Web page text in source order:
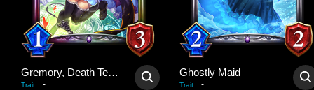
Gremory, Death Teller
Trait : -
Ghostly Maid
Trait : -